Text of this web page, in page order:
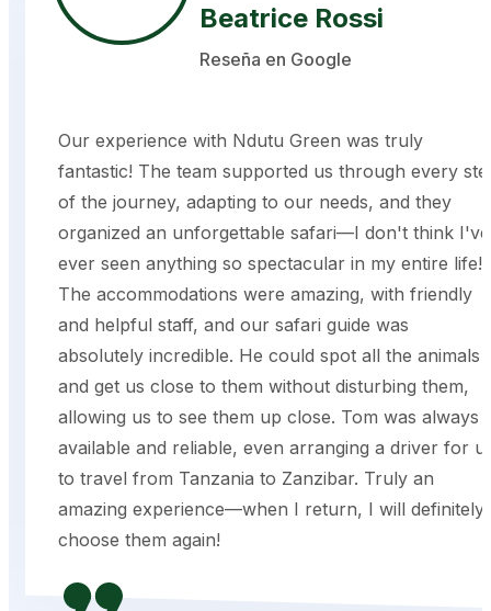
Beatrice Rossi
Reseña en Google
Our experience with Ndutu Green was truly
fantastic! The team supported us through every
of the journey, adapting to our needs, and they
organized an unforgettable safari—I don't think I've
ever seen anything so spectacular in my entire life!
The accommodations were amazing, with friendly
and helpful staff, and our safari guide was
absolutely incredible. He could spot all the animals
and get us close to them without disturbing them,
allowing us to see them up close. Tom was always
available and reliable, even arranging a driver for
to travel from Tanzania to Zanzibar. Truly an
amazing experience—when I return, I will definitely
choose them again!